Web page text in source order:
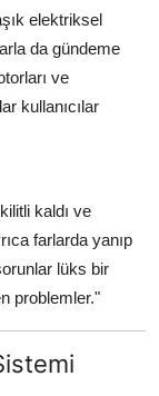
elektriksel
da gündeme
ve
kullanıcılar
kaldı ve
farlarda yanıp
lüks bir
problemler."